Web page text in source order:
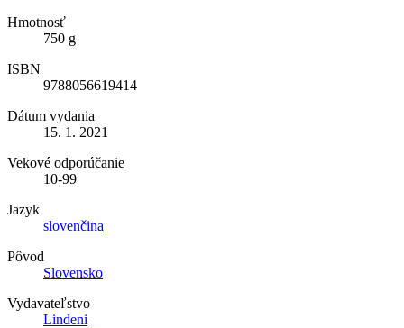
Hmotnosť
750 g
ISBN
9788056619414
Dátum vydania
15. 1. 2021
Vekové odporúčanie
10-99
Jazyk
slovenčina
Pôvod
Slovensko
Vydavateľstvo
Lindeni